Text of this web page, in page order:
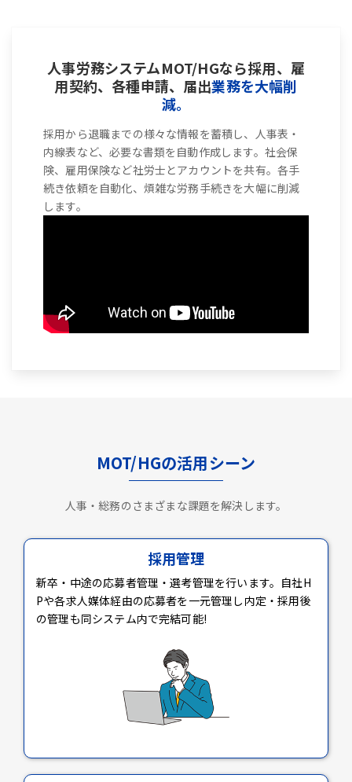
人事労務システムMOT/HGなら採用、雇
用契約、各種申請、届出業務を大幅削
減。
採用から退職までの様々な情報を蓄積し、人事表・
内線表など、必要な書類を自動作成します。社会保
険、雇用保険など社労士とアカウントを共有。各手
続き依頼を自動化、煩雑な労務手続きを大幅に削減
します。
MOT/HGの活用シーン
人事・総務のさまざまな課題を解決します。
採用管理
新卒・中途の応募者管理・選考管理を行います。自社H
Pや各求人媒体経由の応募者を一元管理し内定・採用後
の管理も同システム内で完結可能!